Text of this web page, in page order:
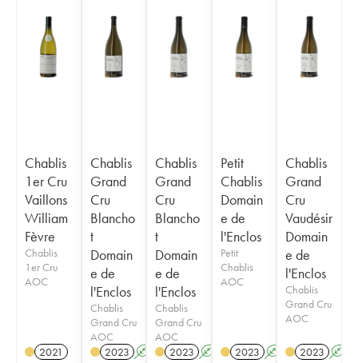
Chablis
1er Cru
Vaillons
William
Fèvre
Chablis
1er Cru
AOC
2021
Chablis
Grand
Cru
Blancho
t
Domain
e de
l'Enclos
Chablis
Grand Cru
AOC
2023 A K
Chablis
Grand
Cru
Blancho
t
Domain
e de
l'Enclos
Chablis
Grand Cru
AOC
2023 A K
Petit
Chablis
Domain
e de
l'Enclos
Petit
Chablis
AOC
2023 A
Chablis
Grand
Cru
Vaudésir
Domain
e de
l'Enclos
Chablis
Grand Cru
AOC
2023 A